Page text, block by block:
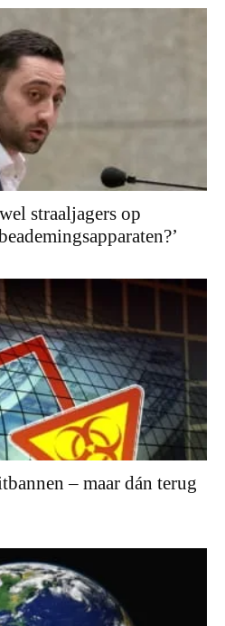
straaljagers op
– maar dán terug